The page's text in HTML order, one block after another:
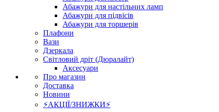
Абажури для настільних ламп
Абажури для підвісів
Абажури для торшерів
Плафони
Вази
Дзеркала
Світловий дріт (Дюралайт)
Аксесуари
Про магазин
Доставка
Новини
⚡АКЦІЇ/ЗНИЖКИ⚡